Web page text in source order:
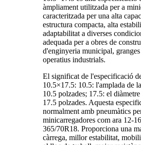
àmpliament utilitzada per a
caracteritzada per una alta
estructura compacta, alta
adaptabilitat a diverses
adequada per a obres de
d'enginyeria municipal,
operatius industrials.
El significat de l'especificació
10.5×17.5: 10.5: l'amplada de
10.5 polzades; 17.5: el
17.5 polzades. Aquesta
normalment amb pneumàtics
minicarregadores com ara 12-
365/70R18. Proporciona una
càrrega, millor estabilitat,